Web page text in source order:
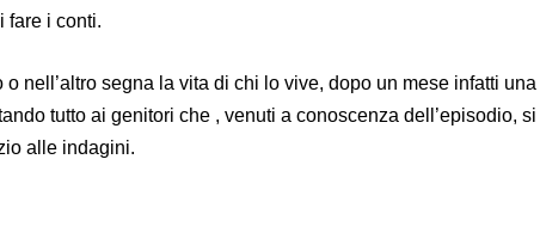
fare i conti.
nell’altro segna la vita di chi lo vive, dopo un mese infatti una
tutto ai genitori che , venuti a conoscenza dell’episodio, si
alle indagini.